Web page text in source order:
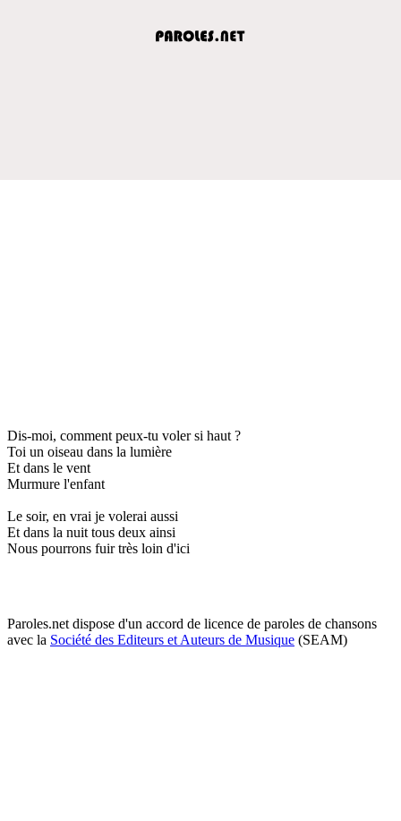
Dis-moi, comment peux-tu voler si haut ?
Toi un oiseau dans la lumière
Et dans le vent
Murmure l'enfant
Le soir, en vrai je volerai aussi
Et dans la nuit tous deux ainsi
Nous pourrons fuir très loin d'ici
Paroles.net dispose d'un accord de licence de paroles de chansons
avec la Société des Editeurs et Auteurs de Musique (SEAM)